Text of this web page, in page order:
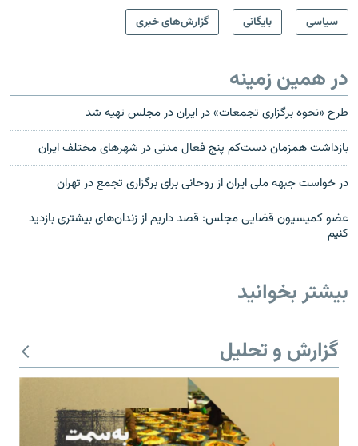
سیاسی بایگانی گزارش‌های خبری
در همین زمینه
طرح «نحوه برگزاری تجمعات» در ایران در مجلس تهیه شد
بازداشت همزمان دست‌کم پنج فعال مدنی در شهرهای مختلف ایران
در خواست جبهه ملی ایران از روحانی برای برگزاری تجمع در تهران‎
عضو کمیسیون قضایی مجلس: قصد داریم از زندان‌های بیشتری بازدید
کنیم
بیشتر بخوانید
گزارش و تحلیل